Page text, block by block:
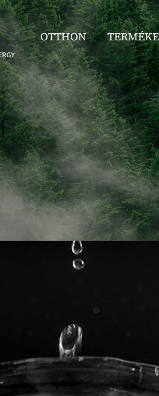
OTTHON